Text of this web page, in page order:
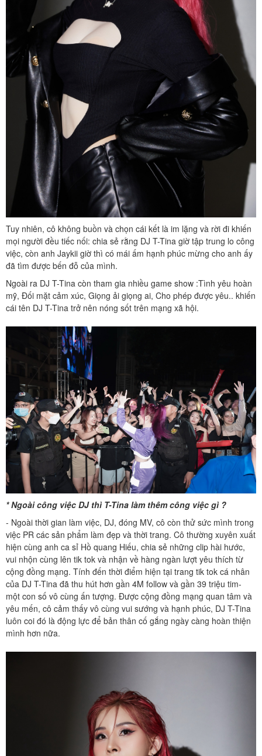
Tuy nhiên, cô không buồn và chọn cái kết là im lặng và rời đi khiến
mọi người đều tiếc nối: chia sẻ rằng DJ T-Tina giờ tập trung lo công
việc, còn anh Jaykii giờ thì có mái ấm hạnh phúc mừng cho anh ấy
đã tìm được bến đỗ của mình.
Ngoài ra DJ T-Tina còn tham gia nhiều game show :Tình yêu hoàn
mỹ, Đối mặt cảm xúc, Giọng ải giọng ai, Cho phép được yêu.. khiến
cái tên DJ T-Tina trở nên nóng sốt trên mạng xã hội.
* Ngoài công việc DJ thì T-Tina làm thêm công việc gì ?
- Ngoài thời gian làm việc, DJ, đóng MV, cô còn thử sức mình trong
việc PR các sản phẩm làm đẹp và thời trang. Cô thường xuyên xuất
hiện cùng anh ca sỉ Hồ quang Hiếu, chia sẻ những clip hài hước,
vui nhộn cùng lên tik tok và nhận về hàng ngàn lượt yêu thích từ
cộng đồng mạng. Tính đến thời điểm hiện tại trang tik tok cá nhân
của DJ T-Tina đã thu hút hơn gần 4M follow và gần 39 triệu tim-
một con số vô cùng ấn tượng. Được cộng đồng mạng quan tâm và
yêu mến, cô cảm thấy vô cùng vui sướng và hạnh phúc, DJ T-Tina
luôn coi đó là động lực để bản thân cố gắng ngày càng hoàn thiện
mình hơn nữa.